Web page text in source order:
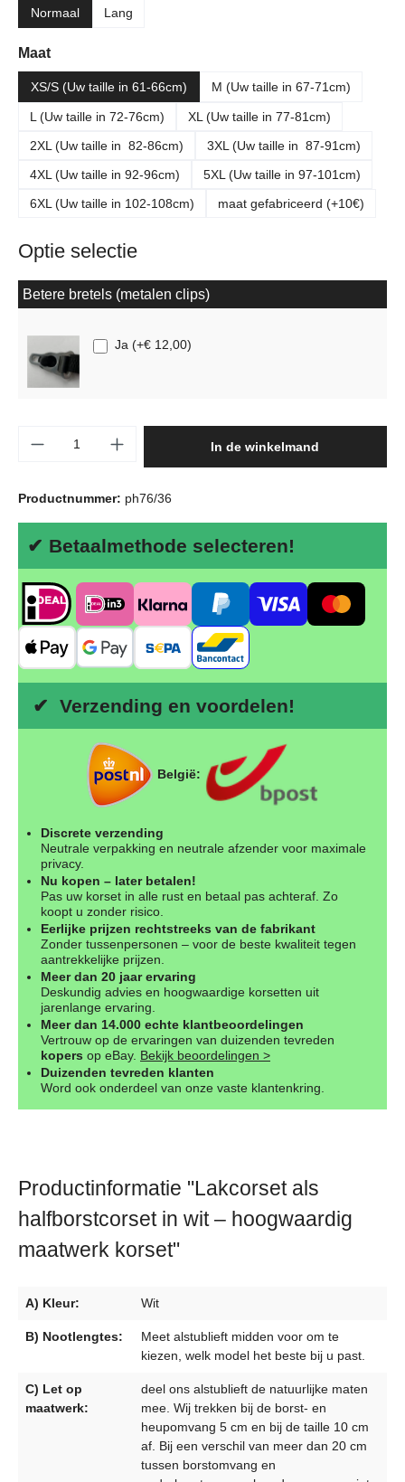
Normaal Lang
Selecteer
Maat
XS/S (Uw taille in 61-66cm) M (Uw taille in 67-71cm)
L (Uw taille in 72-76cm)
XL (Uw taille in 77-81cm)
2XL (Uw taille in 82-86cm)
3XL (Uw taille in 87-91cm)
4XL (Uw taille in 92-96cm)
5XL (Uw taille in 97-101cm)
6XL (Uw taille in 102-108cm)
maat gefabriceerd (+10€)
Optie selectie
Betere bretels (metalen clips)
Ja (+€ 12,00)
Producthoeveelheid: Voer de gewenste
In de winkelmand
Productnummer: ph76/36
✔ Betaalmethode selecteren!
✔ Verzending en voordelen!
België:
Discrete verzending
Neutrale verpakking en neutrale afzender voor maximale
privacy.
Nu kopen – later betalen!
Pas uw korset in alle rust en betaal pas achteraf. Zo
koopt u zonder risico.
Eerlijke prijzen rechtstreeks van de fabrikant
Zonder tussenpersonen – voor de beste kwaliteit tegen
aantrekkelijke prijzen.
Meer dan 20 jaar ervaring
Deskundig advies en hoogwaardige korsetten uit
jarenlange ervaring.
Meer dan 14.000 echte klantbeoordelingen
Vertrouw op de ervaringen van duizenden tevreden
kopers op eBay. Bekijk beoordelingen >
Duizenden tevreden klanten
Word ook onderdeel van onze vaste klantenkring.
Productinformatie "Lakcorset als
halfborstcorset in wit – hoogwaardig
maatwerk korset"
A) Kleur: Wit
B) Nootlengtes:
Meet alstublieft midden voor om te
kiezen, welk model het beste bij u past.
C) Let op
maatwerk:
deel ons alstublieft de natuurlijke maten
mee. Wij trekken bij de borst- en
heupomvang 5 cm en bij de taille 10 cm
af. Bij een verschil van meer dan 20 cm
tussen borstomvang en